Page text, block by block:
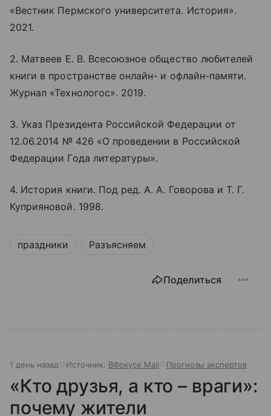
«Вестник Пермского университета. История».
2021.
2. Матвеев Е. В. Всесоюзное общество любителей
книги в пространстве онлайн- и офлайн-памяти.
Журнал «Технологос». 2019.
3. Указ Президента Российской Федерации от
12.06.2014 № 426 «О проведении в Российской
Федерации Года литературы».
4. История книги. Под ред. А. А. Говорова и Т. Г.
Куприяновой. 1998.
праздники Разъясняем
Поделиться
1 день назад Источник: ВФокусе Mail Прогнозы экспертов
«Кто друзья, а кто – враги»:
почему жители